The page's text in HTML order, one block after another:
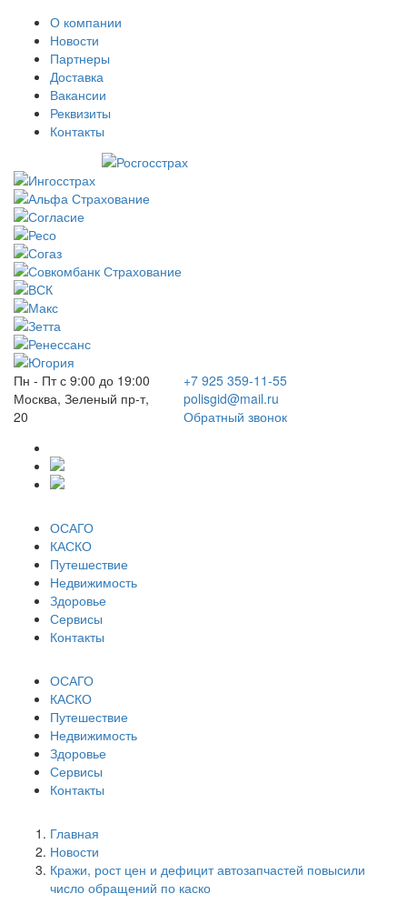
О компании
Новости
Партнеры
Доставка
Вакансии
Реквизиты
Контакты
Пн - Пт с 9:00 до 19:00
Москва, Зеленый пр-т,
20
+7 925 359-11-55
polisgid@mail.ru
Обратный звонок
ОСАГО
КАСКО
Путешествие
Недвижимость
Здоровье
Сервисы
Контакты
ОСАГО
КАСКО
Путешествие
Недвижимость
Здоровье
Сервисы
Контакты
Главная
Новости
Кражи, рост цен и дефицит автозапчастей повысили
число обращений по каско